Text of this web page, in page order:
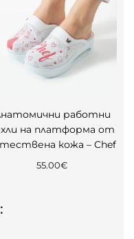
работни
на платформа от
кожа – Chef
55.00€